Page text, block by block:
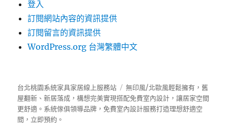
登入
訂閱網站內容的資訊提供
訂閱留言的資訊提供
WordPress.org 台灣繁體中文
台北桃園系統家具家居線上服務站
無印風/北歐風輕鬆擁有，舊
屋翻新、新居落成，構想完美實現搭配免費室內設計，讓居家空間
更舒適。 系統傢俱領導品牌，免費室內設計服務打造理想舒適空
間，立即預約。